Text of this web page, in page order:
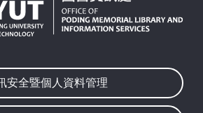
波錠映像
安全暨個人資料管理